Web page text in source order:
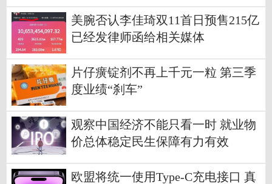
美腕否认李佳琦双11首日预售215亿
已经发律师函给相关媒体
片仔癀锭剂不再上千元一粒 第三季
度业绩“刹车”
观察中国经济不能只看一时 就业物
价总体稳定民生保障有力有效
欧盟将统一使用Type-C充电接口 真